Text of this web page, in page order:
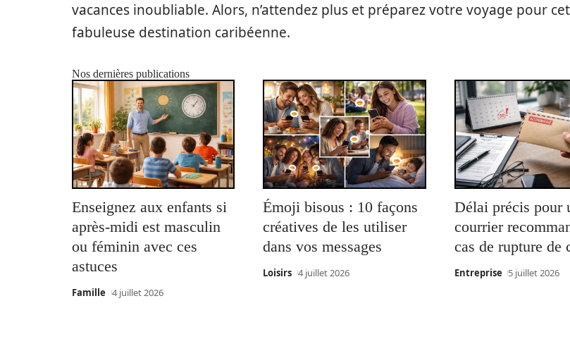
vacances inoubliable. Alors, n’attendez plus et préparez votre voyage pour
fabuleuse destination caribéenne.
Nos dernières publications
Enseignez aux enfants si
après-midi est masculin
ou féminin avec ces
astuces
Famille 4 juillet 2026
Émoji bisous : 10 façons
créatives de les utiliser
dans vos messages
Loisirs 4 juillet 2026
Délai précis pour
courrier
cas de rupture de
Entreprise 5 juillet 2026